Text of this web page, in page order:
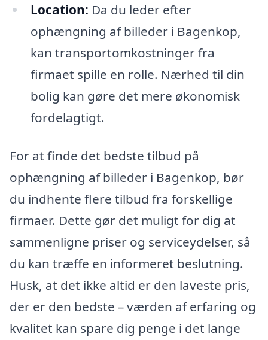
Location: Da du leder efter
ophængning af billeder i Bagenkop,
kan transportomkostninger fra
firmaet spille en rolle. Nærhed til din
bolig kan gøre det mere økonomisk
fordelagtigt.
For at finde det bedste tilbud på
ophængning af billeder i Bagenkop, bør
du indhente flere tilbud fra forskellige
firmaer. Dette gør det muligt for dig at
sammenligne priser og serviceydelser, så
du kan træffe en informeret beslutning.
Husk, at det ikke altid er den laveste pris,
der er den bedste – værden af erfaring og
kvalitet kan spare dig penge i det lange